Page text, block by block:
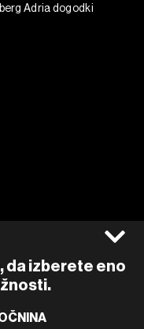
da izberete eno
Adria dogodki